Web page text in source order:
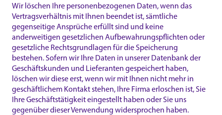
Wir löschen Ihre personenbezogenen Daten, wenn das
Vertragsverhältnis mit Ihnen beendet ist, sämtliche
gegenseitige Ansprüche erfüllt sind und keine
anderweitigen gesetzlichen Aufbewahrungspflichten oder
gesetzliche Rechtsgrundlagen für die Speicherung
bestehen. Sofern wir Ihre Daten in unserer Datenbank der
Geschäftskunden und Lieferanten gespeichert haben,
löschen wir diese erst, wenn wir mit Ihnen nicht mehr in
geschäftlichem Kontakt stehen, Ihre Firma erloschen ist, Sie
Ihre Geschäftstätigkeit eingestellt haben oder Sie uns
gegenüber dieser Verwendung widersprochen haben.